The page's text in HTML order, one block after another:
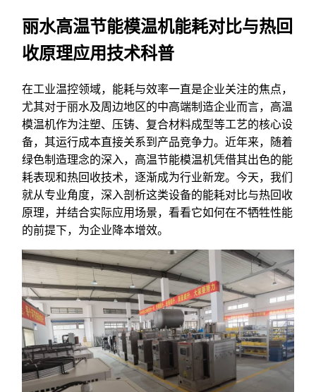
丽水高温节能模温机能耗对比与热回
收原理应用技术科普
在工业温控领域，能耗与效率一直是企业关注的焦点，
尤其对于丽水及周边地区的中高端制造企业而言，高温
模温机作为注塑、压铸、复合材料成型等工艺的核心设
备，其运行成本直接关系到产品竞争力。近年来，随着
绿色制造理念的深入，高温节能模温机凭借其出色的能
耗表现和热回收技术，逐渐成为行业新宠。今天，我们
就从专业角度，深入剖析这类设备的能耗对比与热回收
原理，并结合实际应用场景，看看它如何在不牺牲性能
的前提下，为企业降本增效。